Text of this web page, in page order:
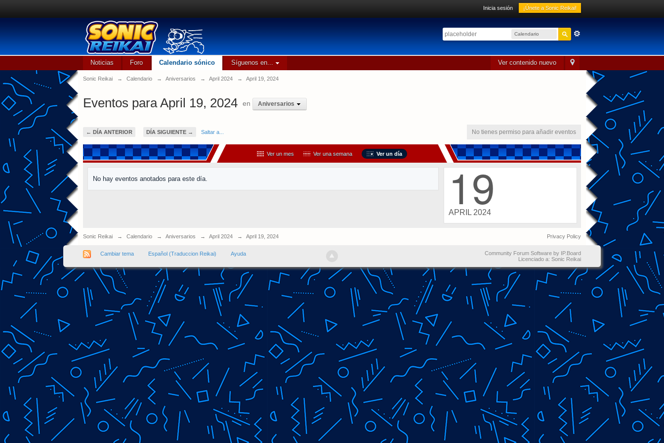
Inicia sesión ¡Únete a Sonic Reikai!
Calendario
sónico
Ver contenido nuevo
Noticias Foro Calendario sónico Síguenos en...
Sonic Reikai → Calendario → Aniversarios → April 2024 → April 19, 2024
Eventos para April 19, 2024 en Aniversarios
← DÍA ANTERIOR DÍA SIGUIENTE → Saltar a... No tienes permiso para añadir eventos
Ver un mes Ver una semana Ver un día
No hay eventos anotados para este día. 19
APRIL 2024
Sonic Reikai → Calendario → Aniversarios → April 2024 → April 19, 2024 Privacy Policy
Cambiar tema Español (Traduccion Reikai) Ayuda
Community Forum Software by IP.Board
Licenciado a: Sonic Reikai